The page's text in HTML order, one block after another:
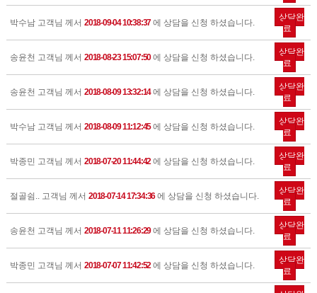
박수남 고객님 께서 2018-09-04 10:38:37에 상담을 신청 하셨습니다.
상담완
료
송윤천 고객님 께서 2018-08-23 15:07:50에 상담을 신청 하셨습니다.
상담완
료
송윤천 고객님 께서 2018-08-09 13:32:14에 상담을 신청 하셨습니다.
상담완
료
박수남 고객님 께서 2018-08-09 11:12:45에 상담을 신청 하셨습니다.
상담완
료
박종민 고객님 께서 2018-07-20 11:44:42 에 상담을 신청 하셨습니다.
상담완
료
절골쉼.. 고객님 께서 2018-07-14 17:34:36에 상담을 신청 하셨습니다.
상담완
료
송윤천 고객님 께서 2018-07-11 11:26:29에 상담을 신청 하셨습니다.
상담완
료
박종민 고객님 께서 2018-07-07 11:42:52 에 상담을 신청 하셨습니다.
상담완
료